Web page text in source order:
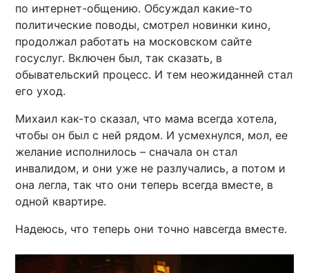
по интернет-общению. Обсуждал какие-то
политические поводы, смотрел новинки кино,
продолжал работать на московском сайте
госуслуг. Включен был, так сказать, в
обывательский процесс. И тем неожиданней стал
его уход.
Михаил как-то сказал, что мама всегда хотела,
чтобы он был с ней рядом. И усмехнулся, мол, ее
желание исполнилось – сначала он стал
инвалидом, и они уже не разлучались, а потом и
она легла, так что они теперь всегда вместе, в
одной квартире.
Надеюсь, что теперь они точно навсегда вместе.